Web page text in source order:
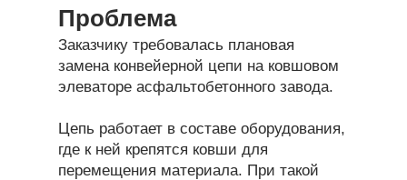
Проблема
Заказчику требовалась плановая
замена конвейерной цепи на ковшовом
элеваторе асфальтобетонного завода.
Цепь работает в составе оборудования,
где к ней крепятся ковши для
перемещения материала. При такой